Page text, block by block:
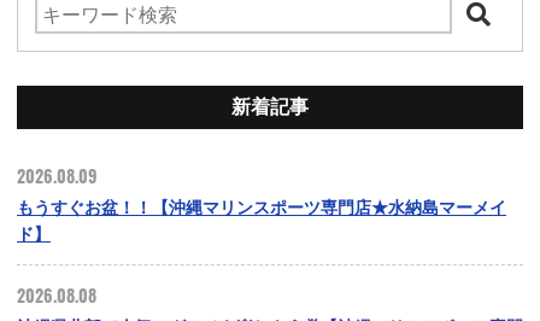
新着記事
2026.08.09
もうすぐお盆！！【沖縄マリンスポーツ専門店★水納島マーメイ
ド】
2026.08.08